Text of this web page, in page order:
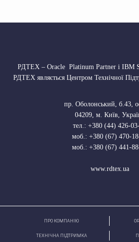
РДТЕХ – Oracle Platinum Partner і IBM
РДТЕХ являється Центром Технічної
пр. Оболонський, б.43,
04209, м. Київ,
тел.: +380 (44) 426-
моб.: +380 (67) 470-
моб.: +380 (67) 441-
www.rdtex.ua
ПРО КОМПАНІЮ
ТЕХНІЧНА ПІДТРИМКА